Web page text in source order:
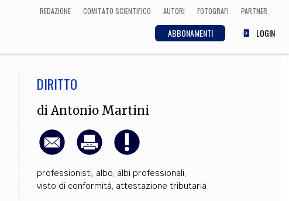
REDAZIONE COMITATO SCIENTIFICO AUTORI FOTOGRAFI PARTNER
ABBONAMENTI LOGIN
ECONOMIA
CULTURA
DIRITTO
di Antonio Martini
professionisti, albo, albi professionali,
visto di conformità, attestazione tributaria